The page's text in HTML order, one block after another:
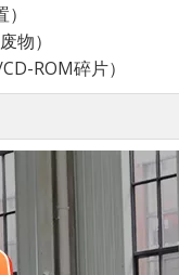
物）
ROM碎片）